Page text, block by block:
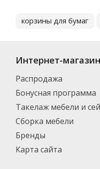
корзины для бумаг
Интернет-магазин
Распродажа
Бонусная программа
Такелаж мебели и
Сборка мебели
Бренды
Карта сайта